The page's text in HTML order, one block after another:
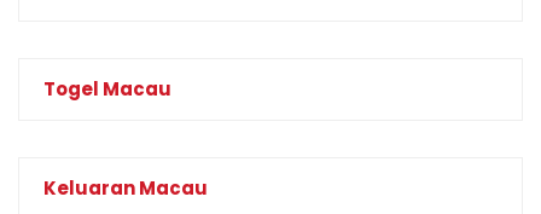
Togel Macau
Keluaran Macau